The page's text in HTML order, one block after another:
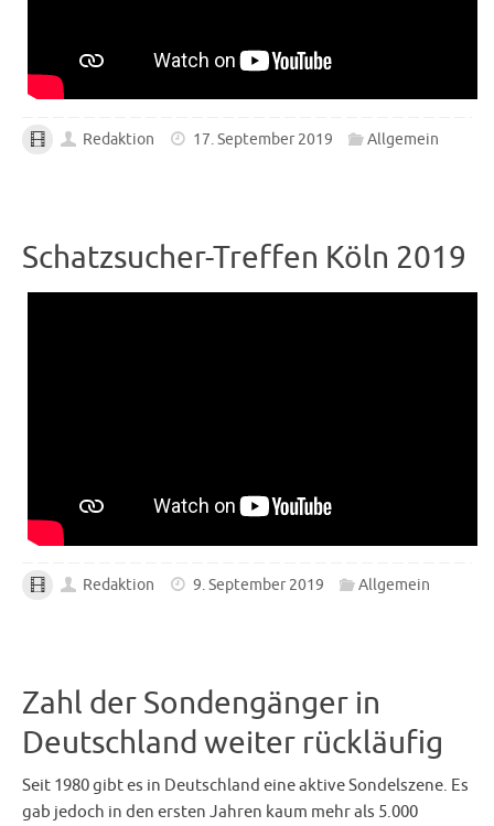
Redaktion 17. September 2019 Allgemein
Schatzsucher-Treffen Köln 2019
Redaktion 9. September 2019 Allgemein
Zahl der Sondengänger in
Deutschland weiter rückläufig
Seit 1980 gibt es in Deutschland eine aktive Sondelszene. Es
gab jedoch in den ersten Jahren kaum mehr als 5.000